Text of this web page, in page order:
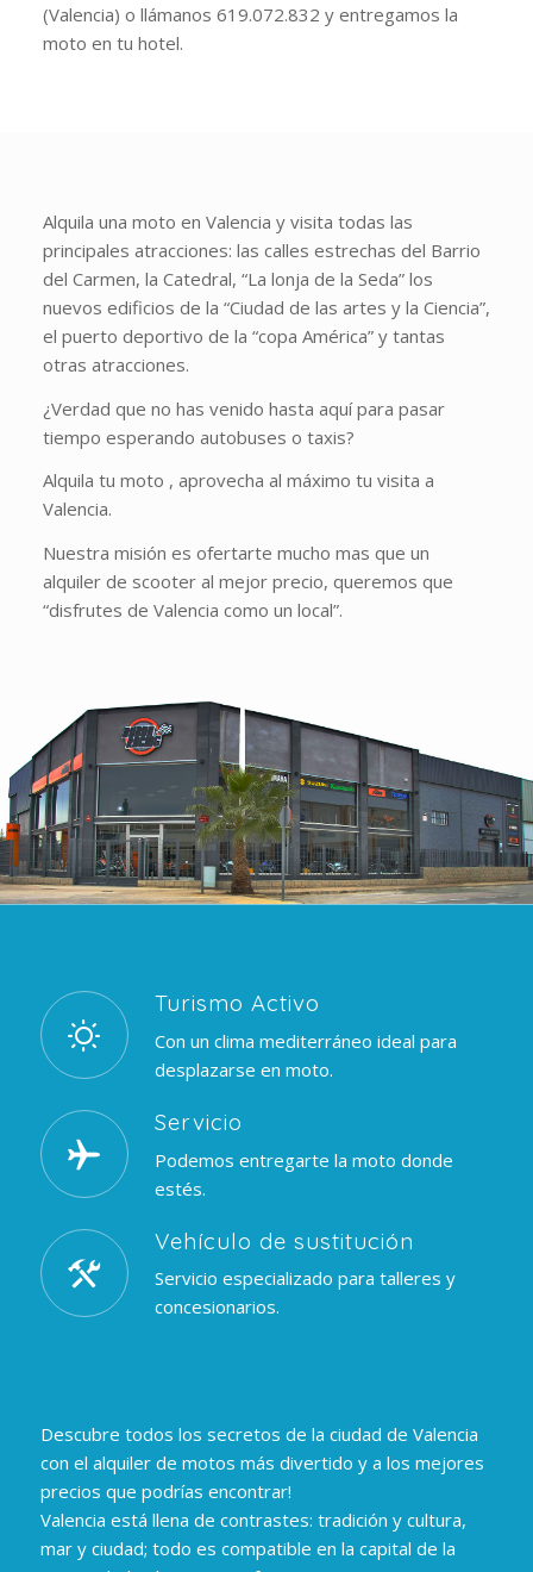
(Valencia) o llámanos 619.072.832 y entregamos la
moto en tu hotel.
Alquila una moto en Valencia y visita todas las
principales atracciones: las calles estrechas del Barrio
del Carmen, la Catedral, “La lonja de la Seda” los
nuevos edificios de la “Ciudad de las artes y la Ciencia”,
el puerto deportivo de la “copa América” y tantas
otras atracciones.
¿Verdad que no has venido hasta aquí para pasar
tiempo esperando autobuses o taxis?
Alquila tu moto , aprovecha al máximo tu visita a
Valencia.
Nuestra misión es ofertarte mucho mas que un
alquiler de scooter al mejor precio, queremos que
“disfrutes de Valencia como un local”.
Turismo Activo
Con un clima mediterráneo ideal para
desplazarse en moto.
Servicio
Podemos entregarte la moto donde
estés.
Vehículo de sustitución
Servicio especializado para talleres y
concesionarios.
Descubre todos los secretos de la ciudad de Valencia
con el alquiler de motos más divertido y a los mejores
precios que podrías encontrar!
Valencia está llena de contrastes: tradición y cultura,
mar y ciudad; todo es compatible en la capital de la